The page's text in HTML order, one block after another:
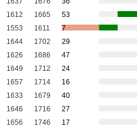
1612 1665
53
1553 1611
7
1644 1702
29
1626 1686
47
1649 1712
24
1657 1714
16
1633 1679
40
1646 1716
27
1656 1746 17